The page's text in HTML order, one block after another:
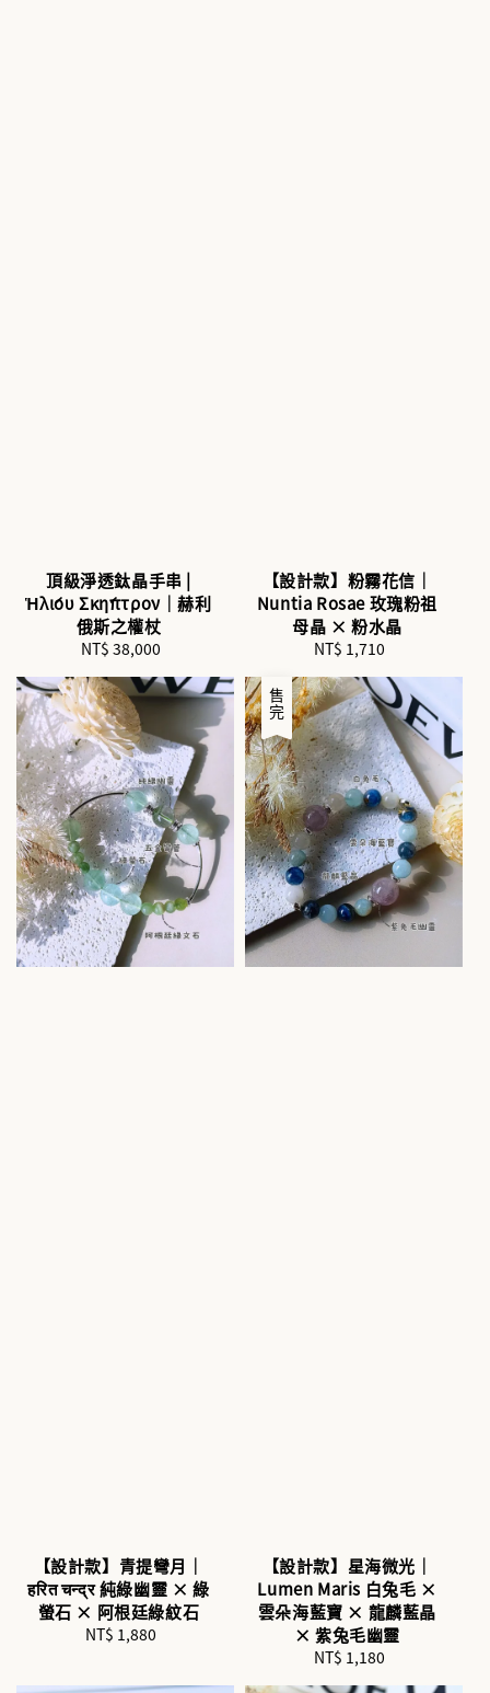
頂級淨透鈦晶手串 |
Ἡλίου Σκήπτρον｜赫利
俄斯之權杖
Regular
NT$ 38,000
【設計款】粉霧花信｜
Nuntia Rosae 玫瑰粉祖
母晶 × 粉水晶
Regular
NT$ 1,710
【設計款】青提彎月｜
हरित चन्द्र 純綠幽靈 × 綠
螢石 × 阿根廷綠紋石
Regular
NT$ 1,880
售完
【設計款】星海微光｜
Lumen Maris 白兔毛 ×
雲朵海藍寶 × 龍麟藍晶
× 紫兔毛幽靈
Regular
price
NT$ 1,180